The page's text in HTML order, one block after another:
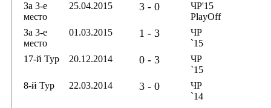
За 3-е
место
25.04.2015 3 - 0
ЧР'15
PlayOff
За 3-е
место
01.03.2015 1 - 3
ЧР
`15
17-й Тур
20.12.2014 0 - 3
ЧР
`15
8-й Тур
22.03.2014 3 - 0
ЧР
`14